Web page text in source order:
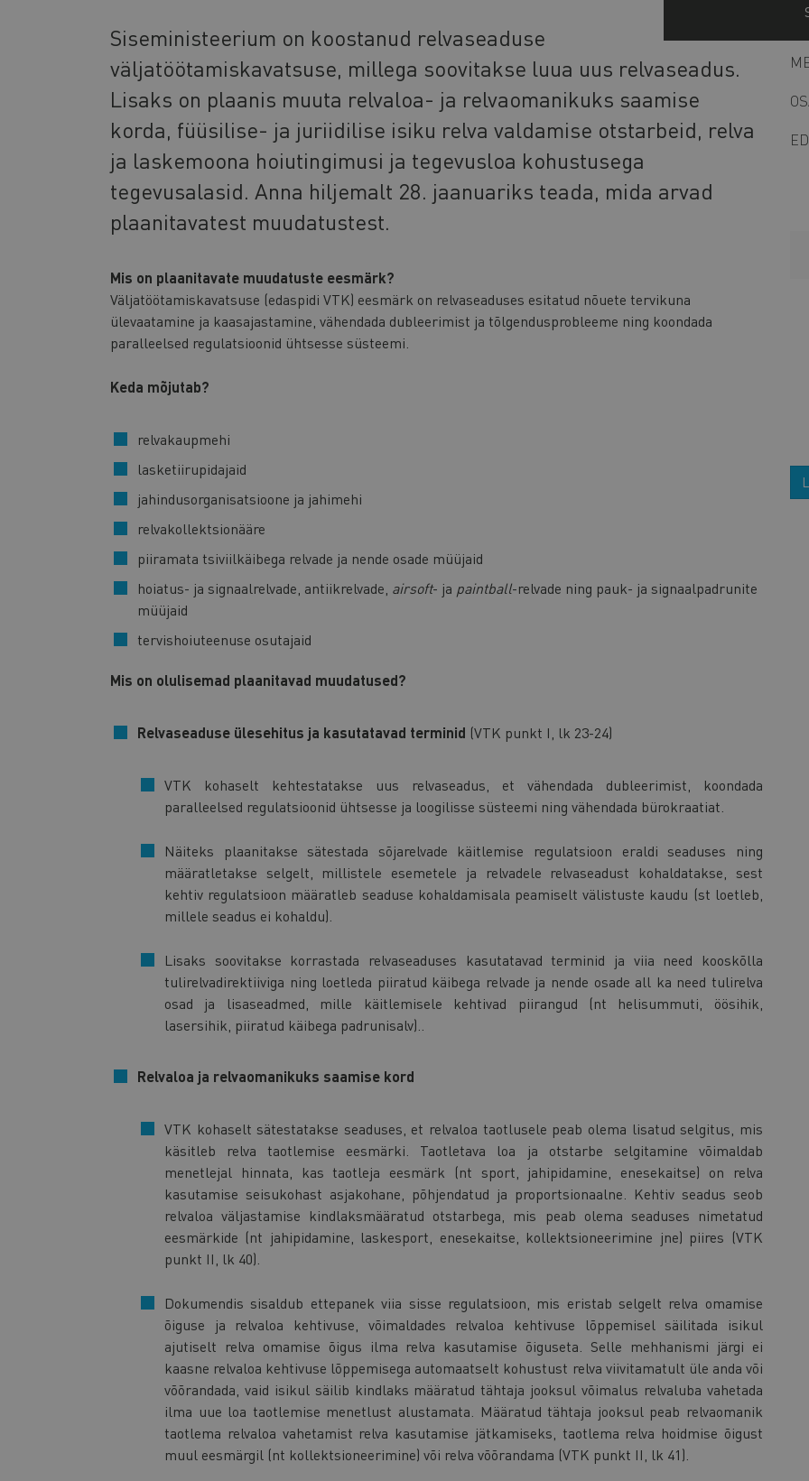
Siseministeerium on koostanud relvaseaduse
väljatöötamiskavatsuse, millega soovitakse luua uus relvaseadus.
Lisaks on plaanis muuta relvaloa- ja relvaomanikuks saamise
korda, füüsilise- ja juriidilise isiku relva valdamise otstarbeid, relva
ja laskemoona hoiutingimusi ja tegevusloa kohustusega
tegevusalasid. Anna hiljemalt 28. jaanuariks teada, mida arvad
plaanitavatest muudatustest.
Mis on plaanitavate muudatuste eesmärk?
Väljatöötamiskavatsuse (edaspidi VTK) eesmärk on relvaseaduses esitatud nõuete tervikuna
ülevaatamine ja kaasajastamine, vähendada dubleerimist ja tõlgendusprobleeme ning koondada
paralleelsed regulatsioonid ühtsesse süsteemi.
Keda mõjutab?
relvakaupmehi
lasketiirupidajaid
jahindusorganisatsioone ja jahimehi
relvakollektsionääre
piiramata tsiviilkäibega relvade ja nende osade müüjaid
hoiatus- ja signaalrelvade, antiikrelvade, airsoft- ja paintball-relvade ning pauk- ja signaalpadrunite
müüjaid
tervishoiuteenuse osutajaid
Mis on olulisemad plaanitavad muudatused?
Relvaseaduse ülesehitus ja kasutatavad terminid (VTK punkt I, lk 23-24)
VTK kohaselt kehtestatakse uus relvaseadus, et vähendada dubleerimist, koondada
paralleelsed regulatsioonid ühtsesse ja loogilisse süsteemi ning vähendada bürokraatiat.
Näiteks plaanitakse sätestada sõjarelvade käitlemise regulatsioon eraldi seaduses ning
määratletakse selgelt, millistele esemetele ja relvadele relvaseadust kohaldatakse, sest
kehtiv regulatsioon määratleb seaduse kohaldamisala peamiselt välistuste kaudu (st loetleb,
millele seadus ei kohaldu).
Lisaks soovitakse korrastada relvaseaduses kasutatavad terminid ja viia need kooskõlla
tulirelvadirektiiviga ning loetleda piiratud käibega relvade ja nende osade all ka need tulirelva
osad ja lisaseadmed, mille käitlemisele kehtivad piirangud (nt helisummuti, öösihik,
lasersihik, piiratud käibega padrunisalv)..
Relvaloa ja relvaomanikuks saamise kord
VTK kohaselt sätestatakse seaduses, et relvaloa taotlusele peab olema lisatud selgitus, mis
käsitleb relva taotlemise eesmärki. Taotletava loa ja otstarbe selgitamine võimaldab
menetlejal hinnata, kas taotleja eesmärk (nt sport, jahipidamine, enesekaitse) on relva
kasutamise seisukohast asjakohane, põhjendatud ja proportsionaalne. Kehtiv seadus seob
relvaloa väljastamise kindlaksmääratud otstarbega, mis peab olema seaduses nimetatud
eesmärkide (nt jahipidamine, laskesport, enesekaitse, kollektsioneerimine jne) piires (VTK
punkt II, lk 40).
Dokumendis sisaldub ettepanek viia sisse regulatsioon, mis eristab selgelt relva omamise
õiguse ja relvaloa kehtivuse, võimaldades relvaloa kehtivuse lõppemisel säilitada isikul
ajutiselt relva omamise õigus ilma relva kasutamise õiguseta. Selle mehhanismi järgi ei
kaasne relvaloa kehtivuse lõppemisega automaatselt kohustust relva viivitamatult üle anda või
võõrandada, vaid isikul säilib kindlaks määratud tähtaja jooksul võimalus relvaluba vahetada
ilma uue loa taotlemise menetlust alustamata. Määratud tähtaja jooksul peab relvaomanik
taotlema relvaloa vahetamist relva kasutamise jätkamiseks, taotlema relva hoidmise õigust
muul eesmärgil (nt kollektsioneerimine) või relva võõrandama (VTK punkt II, lk 41).